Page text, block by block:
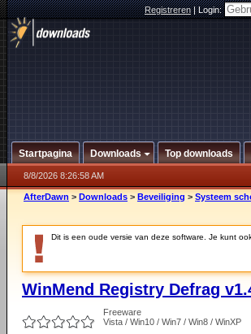
Registreren|Login:
Startpagina Downloads Top downloads
8/8/2026 8:26:58 AM
AfterDawn > Downloads > Beveiliging > Systeem
Dit is een oude versie van deze software. Je kunt
WinMend Registry Defrag
Freeware
Vista / Win10 / Win7 / Win8 / WinXP